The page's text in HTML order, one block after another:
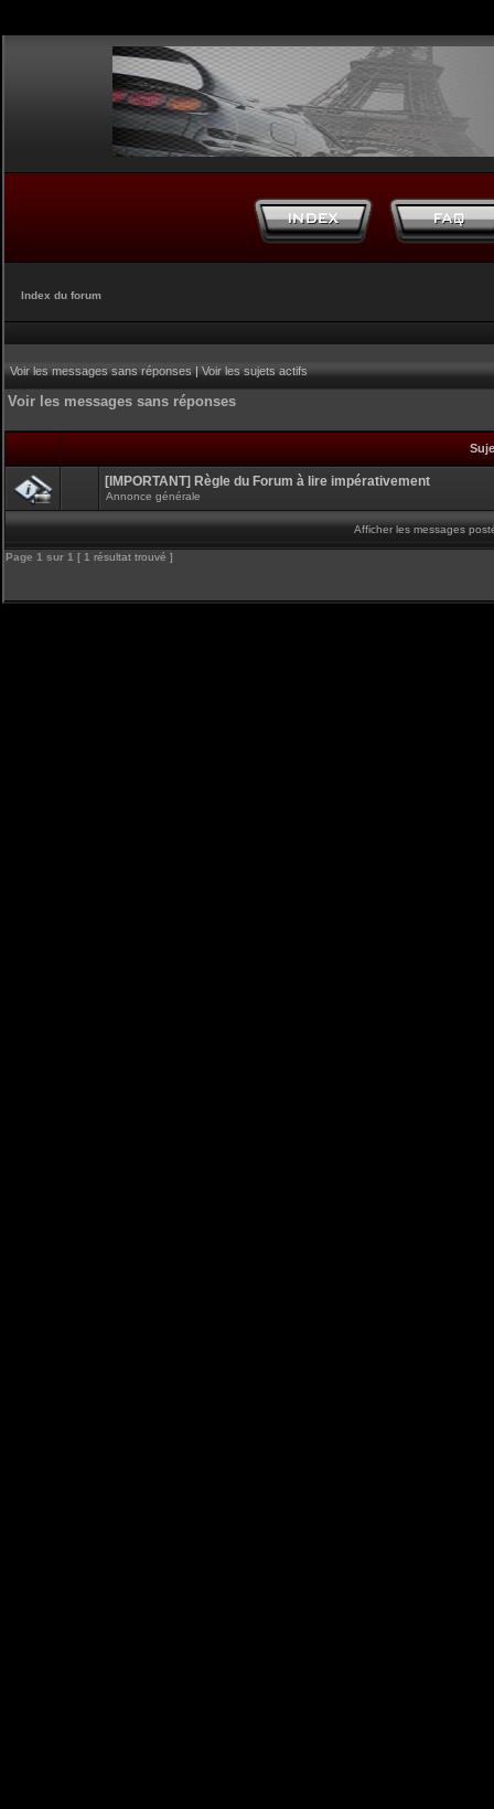
Index du forum
Voir les messages sans réponses|Voir les sujets actifs
Voir les messages sans réponses
[IMPORTANT] Règle du Forum à lire impérativement
Annonce générale
Afficher les messages
Page 1 sur 1 [ 1 résultat trouvé ]